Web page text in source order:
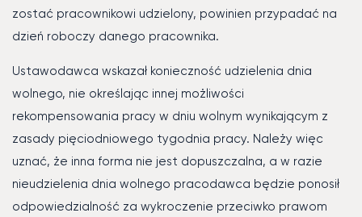
zostać pracownikowi udzielony, powinien przypadać na
dzień roboczy danego pracownika.
Ustawodawca wskazał konieczność udzielenia dnia
wolnego, nie określając innej możliwości
rekompensowania pracy w dniu wolnym wynikającym z
zasady pięciodniowego tygodnia pracy. Należy więc
uznać, że inna forma nie jest dopuszczalna, a w razie
nieudzielenia dnia wolnego pracodawca będzie ponosił
odpowiedzialność za wykroczenie przeciwko prawom